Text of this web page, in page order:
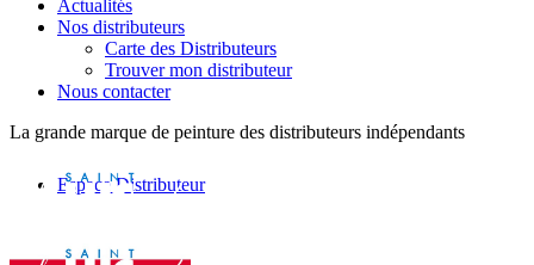
Actualités
Nos distributeurs
Carte des Distributeurs
Trouver mon distributeur
Nous contacter
La grande marque de peinture des distributeurs indépendants
Espace Distributeur